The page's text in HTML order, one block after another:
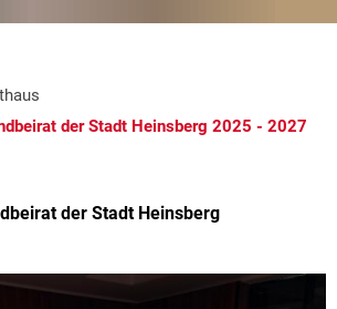
der Stadt Heinsberg 2025 - 2027
der Stadt Heinsberg